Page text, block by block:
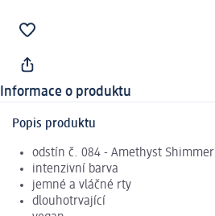
Informace o produktu
Popis produktu
odstín č. 084 - Amethyst Shimmer
intenzivní barva
jemné a vláčné rty
dlouhotrvající